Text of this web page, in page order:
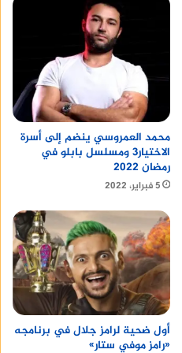
محمد العمروسي ينضم إلى أسرة
الاختيار3 ومسلسل بابلو في
رمضان 2022
5 فبراير، 2022
أول ضحية لرامز جلال في برنامجه
«رامز موفي ستار»